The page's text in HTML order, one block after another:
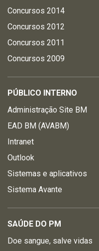
Concursos 2014
Concursos 2012
Concursos 2011
Concursos 2009
PÚBLICO INTERNO
Administração Site BM
EAD BM (AVABM)
Intranet
Outlook
Sistemas e aplicativos
Sistema Avante
SAÚDE DO PM
Doe sangue, salve vidas